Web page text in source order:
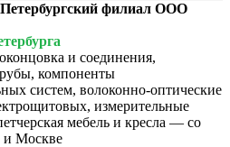
филиал ООО
и соединения,
компоненты
систем, волоконно-оптические
измерительные
мебель и кресла — со
и Москве